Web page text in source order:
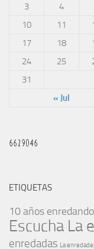
« Jul
3
4
10
11
17
18
24
25
31
ETIQUETAS
10 años enredando
Escucha La
enredadas La